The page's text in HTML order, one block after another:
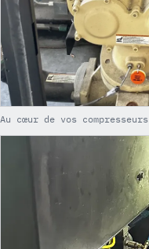
Au cœur de vos compresseurs